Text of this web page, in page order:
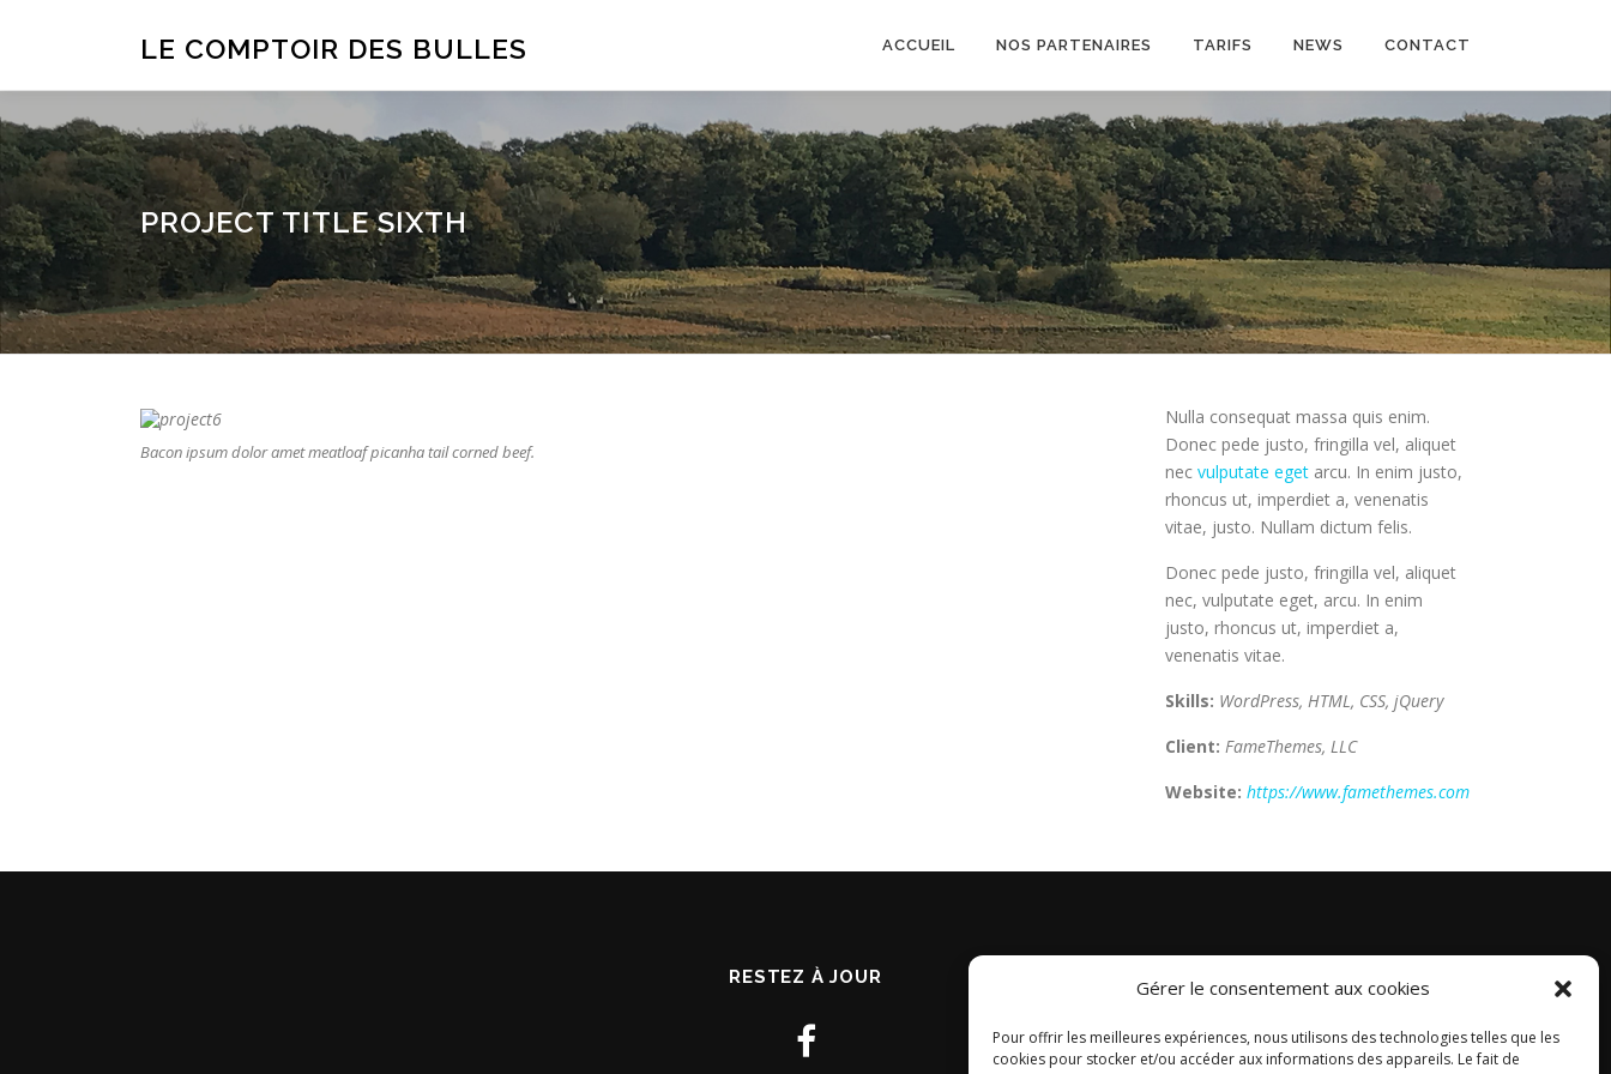
Gérer le consentement aux cookies
Pour offrir les meilleures expériences, nous utilisons des technologies telles que les
cookies pour stocker et/ou accéder aux informations des appareils. Le fait de
LE COMPTOIR DES BULLES ACCUEIL NOS PARTENAIRES TARIFS NEWS CONTACT
PROJECT TITLE SIXTH
Bacon ipsum dolor amet meatloaf picanha tail corned beef.
Nulla consequat massa quis enim.
Donec pede justo, fringilla vel, aliquet
nec vulputate eget arcu. In enim justo,
rhoncus ut, imperdiet a, venenatis
vitae, justo. Nullam dictum felis.
Donec pede justo, fringilla vel, aliquet
nec, vulputate eget, arcu. In enim
justo, rhoncus ut, imperdiet a,
venenatis vitae.
Skills: WordPress, HTML, CSS, jQuery
Client: FameThemes, LLC
Website: https://www.famethemes.com
RESTEZ À JOUR